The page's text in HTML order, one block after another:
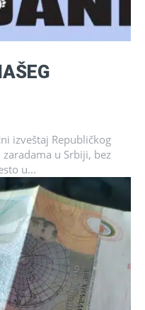
izveštaj Republičkog
u Srbiji, bez
u...